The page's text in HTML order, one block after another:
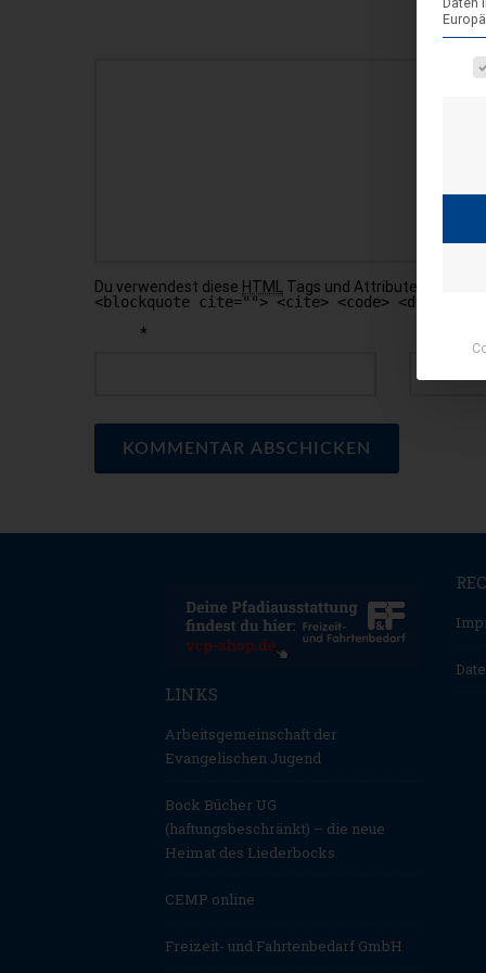
Du verwendest diese HTML Tags und Attribute:
<blockquote cite=""> <cite> <code> <del
*
LINKS
Arbeitsgemeinschaft der
Evangelischen Jugend
Bock Bücher UG
(haftungsbeschränkt) – die neue
Heimat des Liederbocks
CEMP online
Freizeit- und Fahrtenbedarf GmbH
Daten
Es